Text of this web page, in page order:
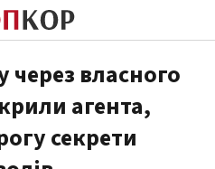
власного
агента,
секрети